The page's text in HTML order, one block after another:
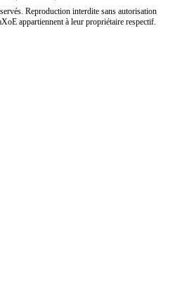
Reproduction interdite sans autorisation
appartiennent à leur propriétaire respectif.